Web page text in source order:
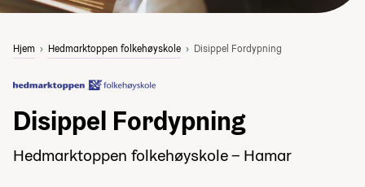
Hjem Hedmarktoppen folkehøyskole Disippel Fordypning
Disippel Fordypning
Hedmarktoppen folkehøyskole – Hamar